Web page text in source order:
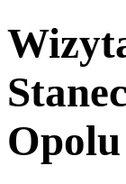
Opolu